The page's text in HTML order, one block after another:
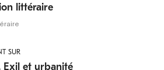
littéraire
SUR
Exil et urbanité